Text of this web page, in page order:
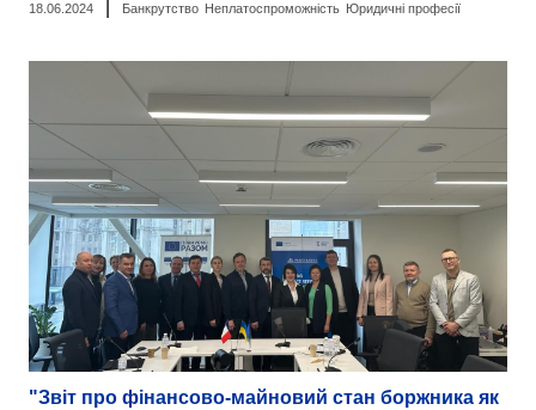
18.06.2024 Банкрутство Неплатоспроможність Юридичні професії
"Звіт про фінансово-майновий стан боржника як